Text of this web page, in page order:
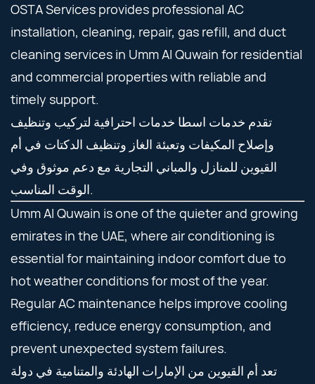
OSTA Services provides professional AC
installation, cleaning, repair, gas refill, and duct
cleaning services in Umm Al Quwain for residential
and commercial properties with reliable and
timely support.
تقدم خدمات اسطا خدمات احترافية لتركيب وتنظيف
وإصلاح المكيفات وتعبئة الغاز وتنظيف الدكتات في أم
القيوين للمنازل والمباني التجارية مع دعم موثوق وفي
الوقت المناسب.
Umm Al Quwain is one of the quieter and growing
emirates in the UAE, where air conditioning is
essential for maintaining indoor comfort due to
hot weather conditions for most of the year.
Regular AC maintenance helps improve cooling
efficiency, reduce energy consumption, and
prevent unexpected system failures.
تعد أم القيوين من الإمارات الهادئة والمتنامية في دولة